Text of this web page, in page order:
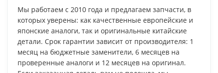
Мы работаем с 2010 года и предлагаем запчасти, в
которых уверены: как качественные европейские и
японские аналоги, так и оригинальные китайские
детали. Срок гарантии зависит от производителя: 1
месяц на бюджетные заменители, 6 месяцев на
проверенные аналоги и 12 месяцев на оригинал.